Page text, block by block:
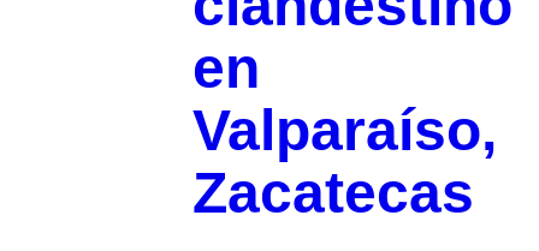
en
Valparaíso,
Zacatecas